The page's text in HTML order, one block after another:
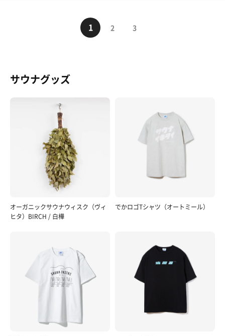
1 2 3
サウナグッズ
オーガニックサウナウィスク（ヴィ
ヒタ）BIRCH / 白樺
でかロゴTシャツ（オートミール）